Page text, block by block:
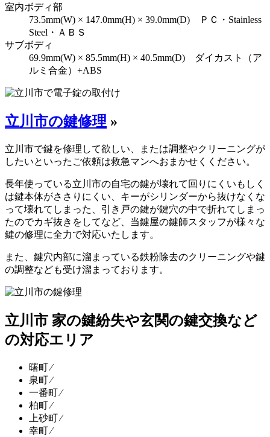
室内ボディ部
73.5mm(W) × 147.0mm(H) × 39.0mm(D) ＰＣ・Stainless
Steel・ＡＢＳ
サブボディ
69.9mm(W) × 85.5mm(H) × 40.5mm(D) ダイカスト（ア
ルミ合金）+ABS
立川市の鍵修理 »
立川市で鍵を修理して欲しい、または調整やクリーニングが
したいといったご依頼は救急マンへおまかせくください。
長年使っている立川市の自宅の鍵が壊れて回りにくいもしく
は鍵本体がささりにくい、キーがシリンダーから抜けなくな
って壊れてしまった、引き戸の鍵が鍵穴の中で折れてしまっ
たのでカギ抜きをしてなど、当鍵屋の鍵師スタッフが様々な
鍵の修理に全力で対応いたします。
また、鍵穴内部に溜まっている鉄粉除去のクリーニングや鍵
の調整なども受け溜まっております。
立川市 家の鍵紛失や玄関の鍵交換など
の対応エリア
曙町 ⁄
泉町 ⁄
一番町 ⁄
柏町 ⁄
上砂町 ⁄
幸町 ⁄